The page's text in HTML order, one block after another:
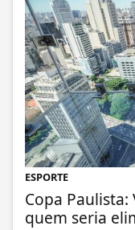
ESPORTE
Copa
quem seria